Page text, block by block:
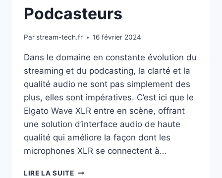
Podcasteurs
Parstream-tech.fr 16 février 2024
Dans le domaine en constante évolution du
streaming et du podcasting, la clarté et la
qualité audio ne sont pas simplement des
plus, elles sont impératives. C’est ici que le
Elgato Wave XLR entre en scène, offrant
une solution d’interface audio de haute
qualité qui améliore la façon dont les
microphones XLR se connectent à…
LIRE LA SUITEDÉCOUVREZ